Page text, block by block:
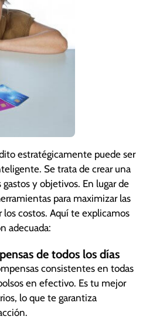
estratégicamente puede ser
Se trata de crear una
y objetivos. En lugar de
para maximizar las
costos. Aquí te explicamos
adecuada:
de todos los días
consistentes en todas
en efectivo. Es tu mejor
lo que te garantiza